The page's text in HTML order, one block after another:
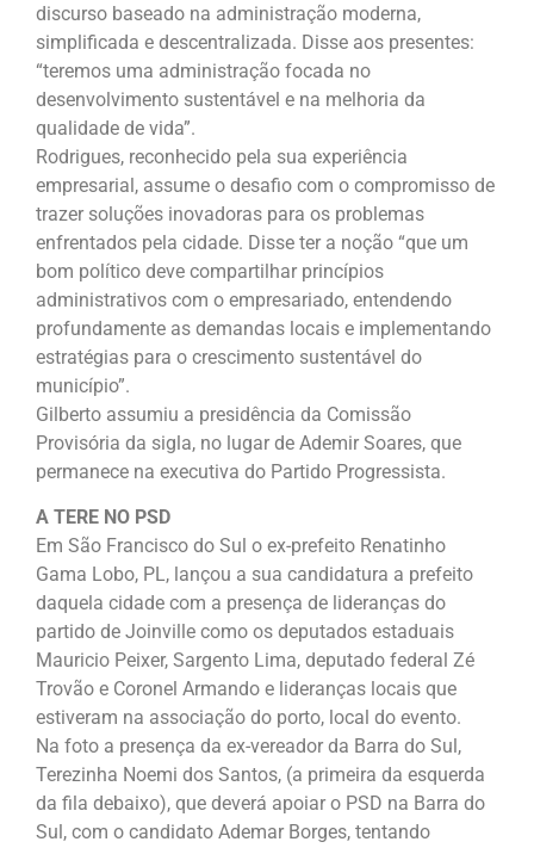
discurso baseado na administração moderna,
simplificada e descentralizada. Disse aos presentes:
“teremos uma administração focada no
desenvolvimento sustentável e na melhoria da
qualidade de vida”.
Rodrigues, reconhecido pela sua experiência
empresarial, assume o desafio com o compromisso de
trazer soluções inovadoras para os problemas
enfrentados pela cidade. Disse ter a noção “que um
bom político deve compartilhar princípios
administrativos com o empresariado, entendendo
profundamente as demandas locais e implementando
estratégias para o crescimento sustentável do
município”.
Gilberto assumiu a presidência da Comissão
Provisória da sigla, no lugar de Ademir Soares, que
permanece na executiva do Partido Progressista.
A TERE NO PSD
Em São Francisco do Sul o ex-prefeito Renatinho
Gama Lobo, PL, lançou a sua candidatura a prefeito
daquela cidade com a presença de lideranças do
partido de Joinville como os deputados estaduais
Mauricio Peixer, Sargento Lima, deputado federal Zé
Trovão e Coronel Armando e lideranças locais que
estiveram na associação do porto, local do evento.
Na foto a presença da ex-vereador da Barra do Sul,
Terezinha Noemi dos Santos, (a primeira da esquerda
da fila debaixo), que deverá apoiar o PSD na Barra do
Sul, com o candidato Ademar Borges, tentando